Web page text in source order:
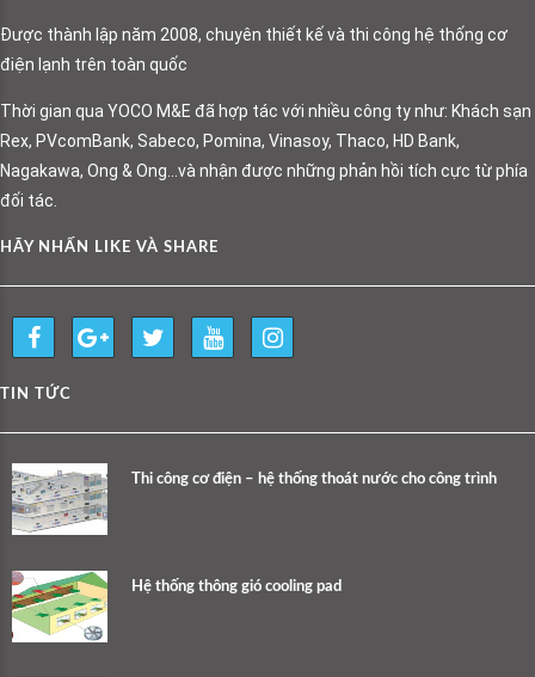
Được thành lập năm 2008, chuyên thiết kế và thi công hệ thống cơ
điện lạnh trên toàn quốc
Thời gian qua YOCO M&E đã hợp tác với nhiều công ty như: Khách sạn
Rex, PVcomBank, Sabeco, Pomina, Vinasoy, Thaco, HD Bank,
Nagakawa, Ong & Ong…và nhận được những phản hồi tích cực từ phía
đối tác.
HÃY NHẤN LIKE VÀ SHARE
TIN TỨC
Thi công cơ điện – hệ thống thoát nước cho công trình
Hệ thống thông gió cooling pad